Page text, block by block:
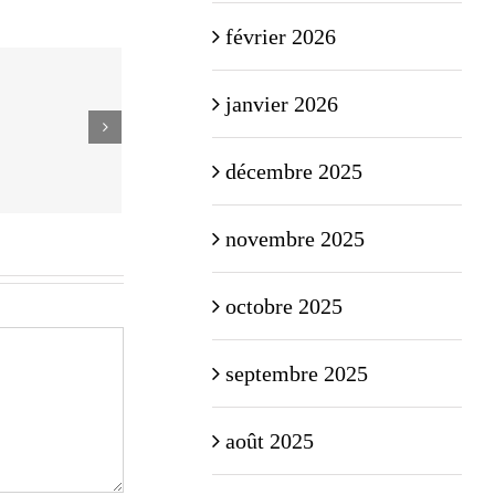
février 2026
janvier 2026
décembre 2025
novembre 2025
octobre 2025
septembre 2025
août 2025